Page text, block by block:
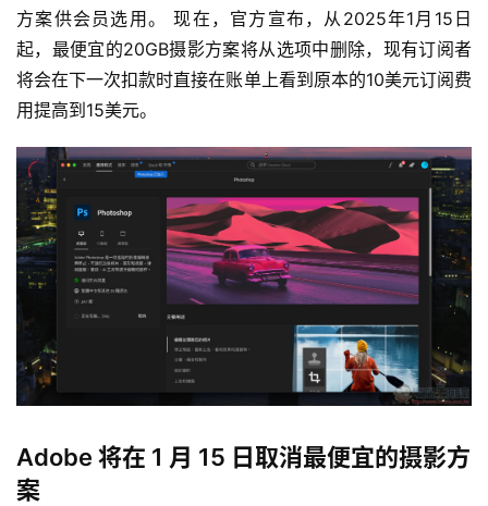
方案供会员选用。 现在，官方宣布，从2025年1月15日
起，最便宜的20GB摄影方案将从选项中删除，现有订阅者
将会在下一次扣款时直接在账单上看到原本的10美元订阅费
用提高到15美元。
Adobe 将在 1 月 15 日取消最便宜的摄影方
案